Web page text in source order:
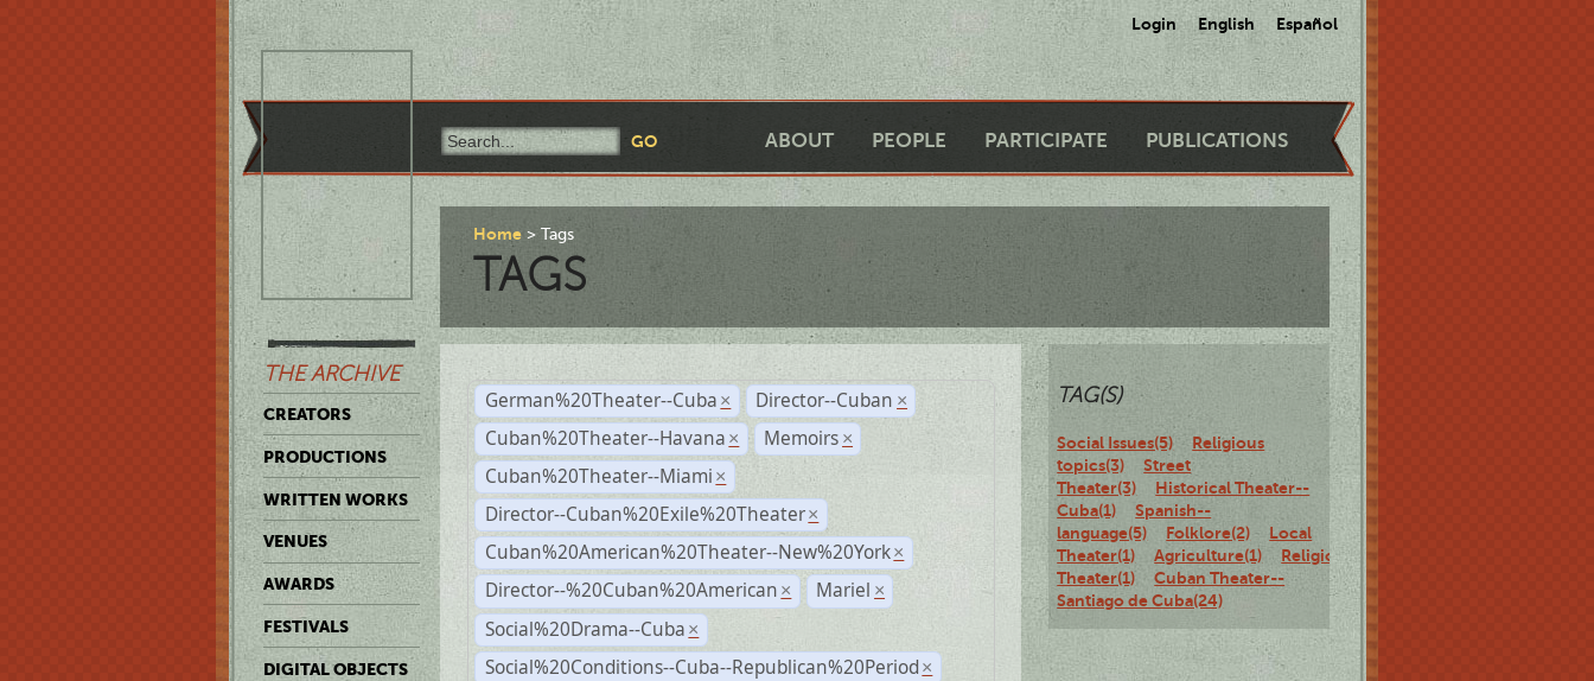
Login English Español
ABOUT PEOPLE PARTICIPATE PUBLICATIONS
THE ARCHIVE
CREATORS
PRODUCTIONS
WRITTEN WORKS
VENUES
AWARDS
FESTIVALS
DIGITAL OBJECTS
Home Tags
TAGS
German%20Theater--Cuba × Director--Cuban ×
Cuban%20Theater--Havana × Memoirs ×
Cuban%20Theater--Miami ×
Director--Cuban%20Exile%20Theater ×
Cuban%20American%20Theater--New%20York ×
Director--%20Cuban%20American × Mariel ×
Social%20Drama--Cuba ×
Social%20Conditions--Cuba--Republican%20Period ×
TAG(S)
Social Issues(5)
Religious
topics(3)
Street
Theater(3)
Historical Theater--
Cuba(1)
Spanish--
language(5)
Folklore(2)
Local
Theater(1)
Agriculture(1)
Religious
Theater(1)
Cuban Theater--
Santiago de Cuba(24)